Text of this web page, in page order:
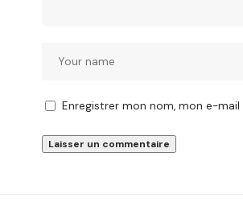
Enregistrer mon nom, mon e-